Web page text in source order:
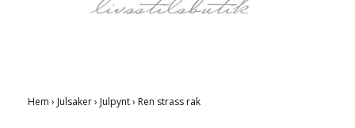
Hem › Julsaker› Julpynt› Ren strass rak